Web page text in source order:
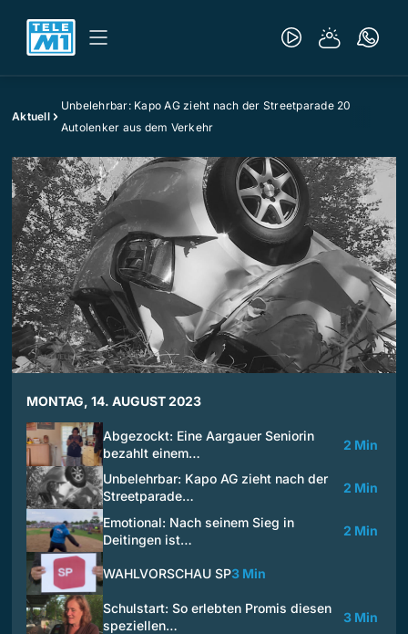
Aktuell
Unbelehrbar: Kapo AG zieht nach der Streetparade 20
Autolenker aus dem Verkehr
MONTAG, 14. AUGUST 2023
Abgezockt: Eine Aargauer Seniorin
bezahlt einem…
2 Min
Unbelehrbar: Kapo AG zieht nach der
Streetparade…
2 Min
Emotional: Nach seinem Sieg in
Deitingen ist…
2 Min
WAHLVORSCHAU SP3 Min
Schulstart: So erlebten Promis diesen
speziellen…
3 Min